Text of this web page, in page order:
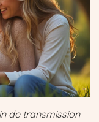
de transmission